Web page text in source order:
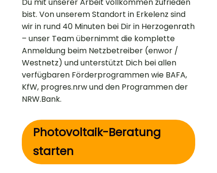
Du mit unserer Arbeit vollkommen zufrieden
bist. Von unserem Standort in Erkelenz sind
wir in rund 40 Minuten bei Dir in Herzogenrath
– unser Team übernimmt die komplette
Anmeldung beim Netzbetreiber (enwor /
Westnetz) und unterstützt Dich bei allen
verfügbaren Förderprogrammen wie BAFA,
KfW, progres.nrw und den Programmen der
NRW.Bank.
Photovoltaik-Beratung
starten